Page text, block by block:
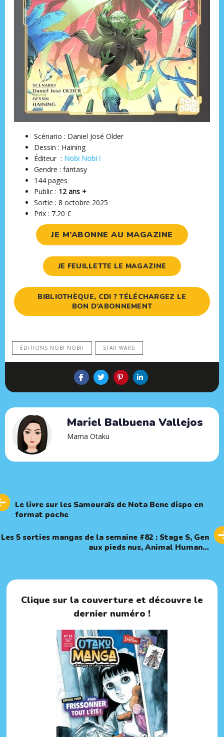
Scénario : Daniel José Older
Dessin : Haining
Éditeur ‏ : ‎ Nobi Nobi !
Gendre : fantasy
144 pages
Public : 12 ans +
Sortie : 8 octobre 2025
Prix : 7.20 €
JE M’ABONNE AU MAGAZINE
JE FEUILLETTE LE MAGAZINE
BIBLIOTHÈQUE, CDI ? TÉLÉCHARGEZ LE
BON D’ABONNEMENT
ÉDITIONS NOBI NOBI! STAR WARS
Mariel Balbuena Vallejos
Mama Otaku
Article
Le livre sur les Samouraïs de Nota Bene dispo en
format poche
Article
Les 5 sorties mangas de la semaine #82 : Stage S, Gen
aux pieds nus, Animal Human…
Clique sur la couverture et découvre le
dernier numéro !